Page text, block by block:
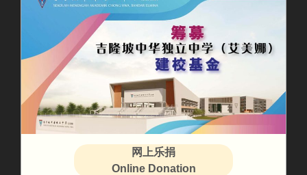
网上乐捐
Online Donation